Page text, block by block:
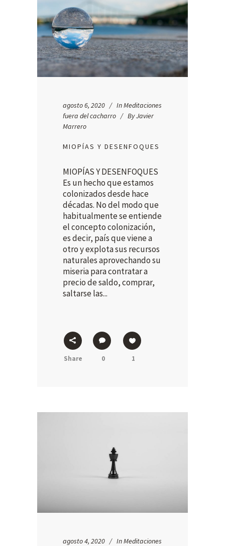
agosto 6, 2020 InMeditaciones
fuera del cacharro
ByJavier
Marrero
MIOPÍAS Y DESENFOQUES
MIOPÍAS Y DESENFOQUES
Es un hecho que estamos
colonizados desde hace
décadas. No del modo que
habitualmente se entiende
el concepto colonización,
es decir, país que viene a
otro y explota sus recursos
naturales aprovechando su
miseria para contratar a
precio de saldo, comprar,
saltarse las...
Share 0 1
agosto 4, 2020 InMeditaciones